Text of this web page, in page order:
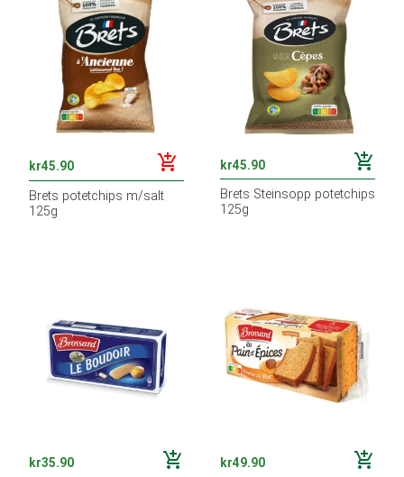
kr45.90 add_shopping_cart
Brets potetchips m/salt
125g
kr45.90 add_shopping_cart
Brets Steinsopp potetchips
125g
kr35.90 add_shopping_cart kr49.90 add_shopping_cart